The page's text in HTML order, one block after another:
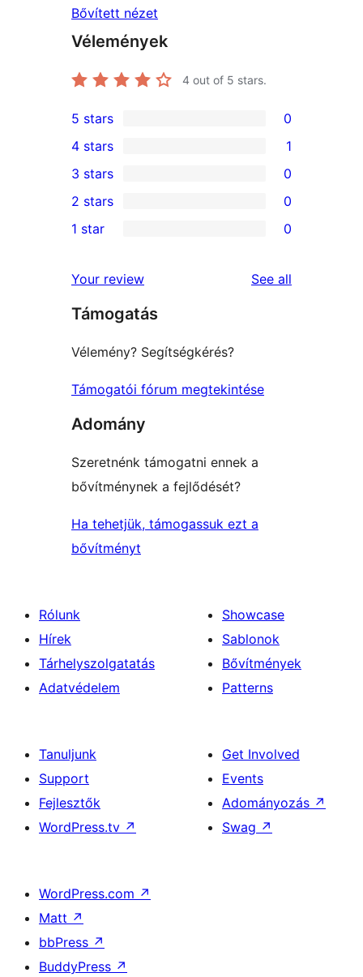
Bővített nézet
Vélemények
4 out of 5 stars.
0
5-
star
reviews
5 stars 0
4-
star
review
4 stars 1
0
3-
star
3 stars 0
2-
reviews
2 stars 0
star
reviews
1 star 0
Your review See all
Támogatás
Vélemény? Segítségkérés?
Támogatói fórum megtekintése
Adomány
Szeretnénk támogatni ennek a
bővítménynek a fejlődését?
Ha tehetjük, támogassuk ezt a
bővítményt
Rólunk
Hírek
Tárhelyszolgatatás
Adatvédelem
Showcase
Sablonok
Bővítmények
Patterns
Tanuljunk
Support
Fejlesztők
WordPress.tv ↗
Get Involved
Events
Adományozás ↗
Swag ↗
WordPress.com ↗
Matt ↗
bbPress ↗
BuddyPress ↗